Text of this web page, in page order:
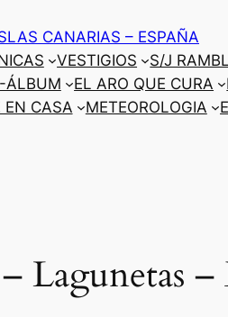
CANARIAS – ESPAÑA
VESTIGIOS S/J
ÁLBUM EL ARO QUE CURA
EN CASA METEOROLOGIA
Lagunetas –